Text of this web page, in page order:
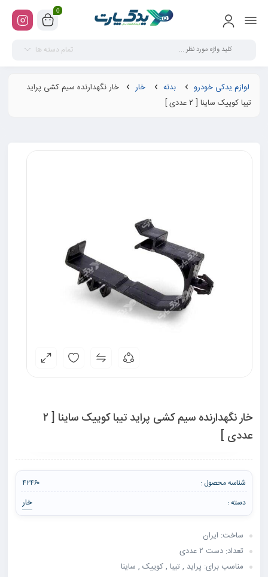
0
تمام دسته ها
لوازم یدکی خودرو بدنه خار
خار نگهدارنده سیم کشی پراید
تیبا کوییک ساینا [ ۲ عددی ]
خار نگهدارنده سیم کشی پراید تیبا کوییک ساینا [ ۲
عددی ]
شناسه محصول :
۴۲۴۶۰
دسته :
خار
ساخت: ایران
تعداد: دست ۲ عددی
مناسب برای: پراید , تیبا , کوییک , ساینا